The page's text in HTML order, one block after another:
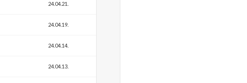
24.04.21.
24.04.19.
24.04.14.
24.04.13.